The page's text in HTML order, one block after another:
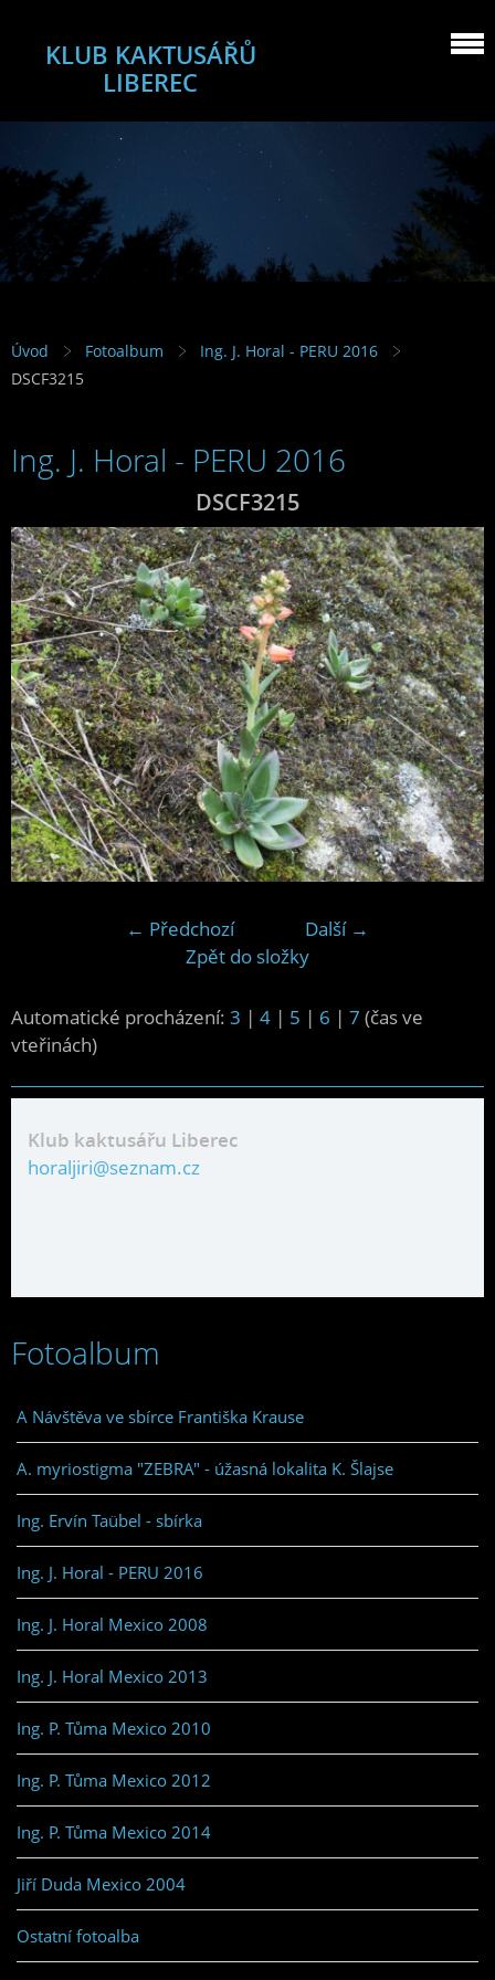
KLUB KAKTUSÁŘŮ
LIBEREC
Úvod Fotoalbum
Ing. J. Horal - PERU 2016
DSCF3215
Ing. J. Horal - PERU 2016
DSCF3215
← Předchozí
Další →
Zpět do složky
Automatické procházení: 3 | 4 | 5 | 6 | 7 (čas ve
vteřinách)
Klub kaktusářu Liberec
horaljiri@seznam.cz
Fotoalbum
A Návštěva ve sbírce Františka Krause
A. myriostigma "ZEBRA" - úžasná lokalita K. Šlajse
Ing. Ervín Taübel - sbírka
Ing. J. Horal - PERU 2016
Ing. J. Horal Mexico 2008
Ing. J. Horal Mexico 2013
Ing. P. Tůma Mexico 2010
Ing. P. Tůma Mexico 2012
Ing. P. Tůma Mexico 2014
Jiří Duda Mexico 2004
Ostatní fotoalba